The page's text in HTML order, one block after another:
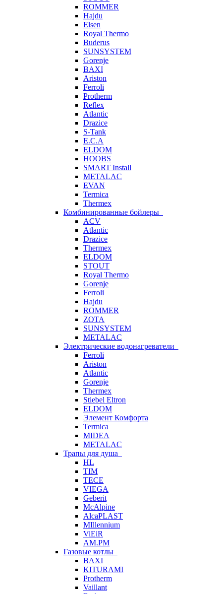
ROMMER
Hajdu
Elsen
Royal Thermo
Buderus
SUNSYSTEM
Gorenje
BAXI
Ariston
Ferroli
Protherm
Reflex
Atlantic
Drazice
S-Tank
E.C.A
ELDOM
HOOBS
SMART Install
METALAC
EVAN
Termica
Thermex
Комбинированные бойлеры
ACV
Atlantic
Drazice
Thermex
ELDOM
STOUT
Royal Thermo
Gorenje
Ferroli
Hajdu
ROMMER
ZOTA
SUNSYSTEM
METALAC
Электрические водонагреватели
Ferroli
Ariston
Atlantic
Gorenje
Thermex
Stiebel Eltron
ELDOM
Элемент Комфорта
Termica
MIDEA
METALAC
Трапы для душа
HL
TIM
TECE
VIEGA
Geberit
McAlpine
AlcaPLAST
MIllennium
ViEiR
AM.PM
Газовые котлы
BAXI
KITURAMI
Protherm
Vaillant